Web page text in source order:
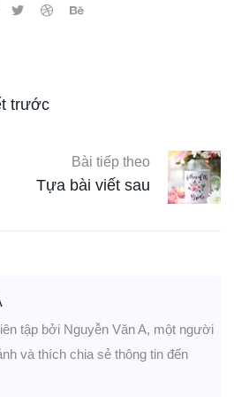
trước
Bài tiếp theo
Tựa bài viết sau
tập bởi Nguyễn Văn A, một người
và thích chia sẻ thông tin đến